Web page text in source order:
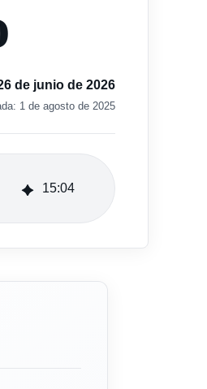
de junio de 2026
1 de agosto de 2025
15:04